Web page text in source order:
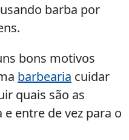
barba por
bons motivos
barbearia cuidar
quais são as
entre de vez para o